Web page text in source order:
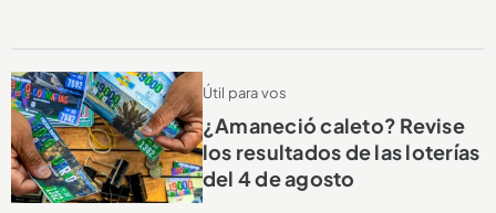
Útil para vos
¿Amaneció caleto? Revise
los resultados de las loterías
del 4 de agosto